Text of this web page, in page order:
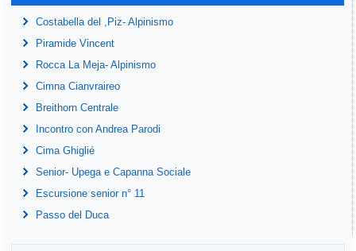
Costabella del ,Piz- Alpinismo
Piramide Vincent
Rocca La Meja- Alpinismo
Cimna Cianvraireo
Breithorn Centrale
Incontro con Andrea Parodi
Cima Ghiglié
Senior- Upega e Capanna Sociale
Escursione senior n° 11
Passo del Duca